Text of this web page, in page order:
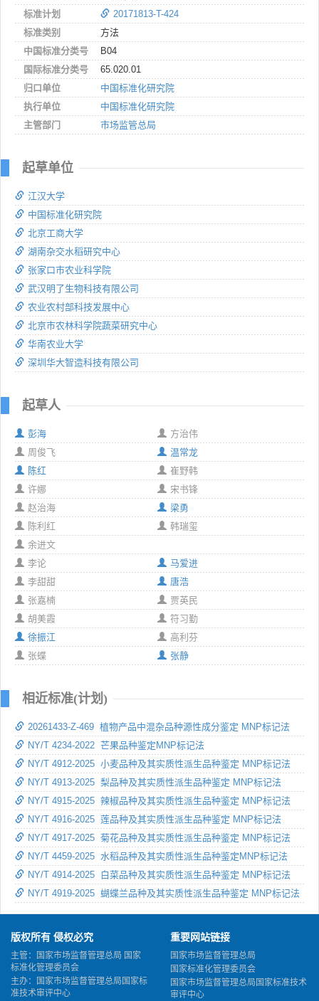
标准计划
20171813-T-424
标准类别
方法
中国标准分类号
B04
国际标准分类号
65.020.01
归口单位
中国标准化研究院
执行单位
中国标准化研究院
主管部门
市场监管总局
起草单位
江汉大学
中国标准化研究院
北京工商大学
湖南杂交水稻研究中心
张家口市农业科学院
武汉明了生物科技有限公司
农业农村部科技发展中心
北京市农林科学院蔬菜研究中心
华南农业大学
深圳华大智造科技有限公司
起草人
彭海
方治伟
周俊飞
温常龙
陈红
崔野韩
许娜
宋书锋
赵治海
梁勇
陈利红
韩瑞玺
余进文
李论
马爱进
李甜甜
唐浩
张嘉楠
贾英民
胡美霞
符习勤
徐振江
高利芬
张蝶
张静
相近标准(计划)
20261433-Z-469 植物产品中混杂品种源性成分鉴定 MNP标记法
NY/T 4234-2022 芒果品种鉴定MNP标记法
NY/T 4912-2025 小麦品种及其实质性派生品种鉴定 MNP标记法
NY/T 4913-2025 梨品种及其实质性派生品种鉴定 MNP标记法
NY/T 4915-2025 辣椒品种及其实质性派生品种鉴定 MNP标记法
NY/T 4916-2025 莲品种及其实质性派生品种鉴定 MNP标记法
NY/T 4917-2025 菊花品种及其实质性派生品种鉴定 MNP标记法
NY/T 4459-2025 水稻品种及其实质性派生品种鉴定MNP标记法
NY/T 4914-2025 白菜品种及其实质性派生品种鉴定 MNP标记法
NY/T 4919-2025 蝴蝶兰品种及其实质性派生品种鉴定 MNP标记法
版权所有 侵权必究
主管：国家市场监督管理总局 国家
标准化管理委员会
主办：国家市场监督管理总局国家标
准技术审评中心
重要网站链接
国家市场监督管理总局
国家标准化管理委员会
国家市场监督管理总局国家标准技术
审评中心